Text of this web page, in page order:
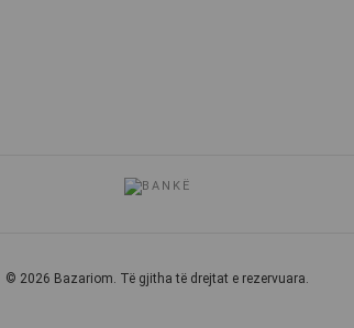
© 2026 Bazariom. Të gjitha të drejtat e rezervuara.